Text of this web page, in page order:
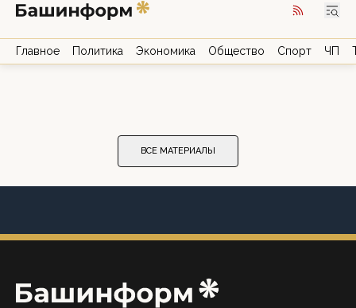
Главное Политика Экономика Общество Спорт ЧП
ВСЕ МАТЕРИАЛЫ